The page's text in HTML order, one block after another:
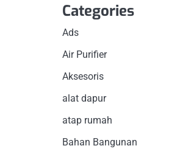
Categories
Ads
Air Purifier
Aksesoris
alat dapur
atap rumah
Bahan Bangunan